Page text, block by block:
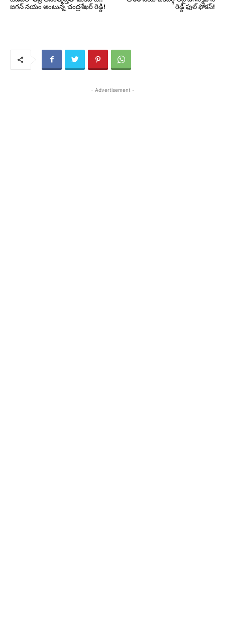
జగన్ నయం అంటున్న చంద్రశేఖర్ రెడ్డి!
రెడ్డి ఫుల్ ఫోకస్!
- Advertisement -